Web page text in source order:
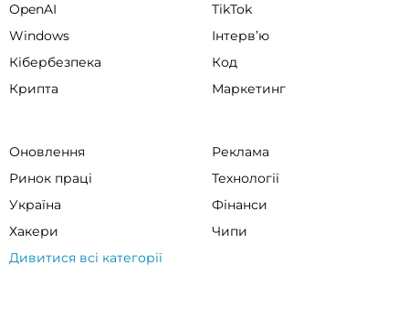
OpenAI
TikTok
Windows
Інтервʼю
Кібербезпека
Код
Крипта
Маркетинг
Оновлення
Реклама
Ринок праці
Технології
Україна
Фінанси
Хакери
Чипи
Дивитися всі категорії